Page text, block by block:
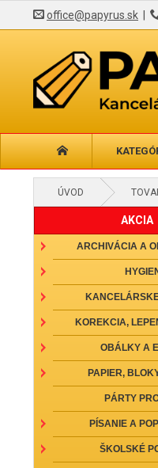
office@papyrus.sk
ÚVOD
AKCIA
ARCHIVÁCIA A
KOREKCIA,
OBÁLKY A
PAPIER,
PÁRTY
PÍSANIE A
ŠKOLSKÉ